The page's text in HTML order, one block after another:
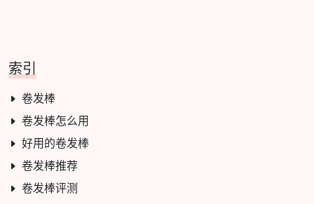
索引
卷发棒
卷发棒怎么用
好用的卷发棒
卷发棒推荐
卷发棒评测